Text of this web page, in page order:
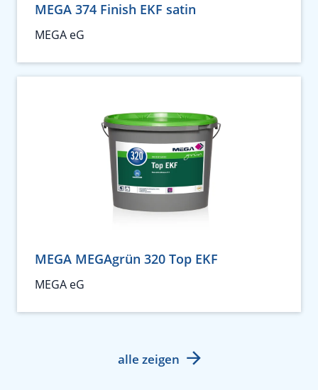
MEGA 374 Finish EKF satin
MEGA eG
MEGA MEGAgrün 320 Top EKF
MEGA eG
alle zeigen